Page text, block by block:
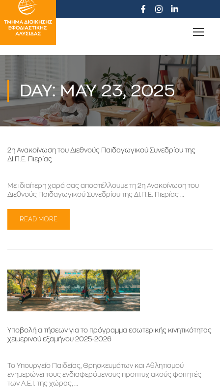
DAY: MAY 23, 2025
2η Ανακοίνωση του Διεθνούς Παιδαγωγικού Συνεδρίου της
ΔΙ.Π.Ε. Πιερίας
Με ιδιαίτερη χαρά σας αποστέλλουμε τη 2η Ανακοίνωση του
Διεθνούς Παιδαγωγικού Συνεδρίου της ΔΙ.Π.Ε. Πιερίας …
READ MORE
Υποβολή αιτήσεων για το πρόγραμμα εσωτερικής κινητικότητας
χειμερινού εξαμήνου 2025-2026
Το Υπουργείο Παιδείας, Θρησκευμάτων και Αθλητισμού
ενημερώνει τους ενδιαφερόμενους προπτυχιακούς φοιτητές
των Α.Ε.Ι. της χώρας, …